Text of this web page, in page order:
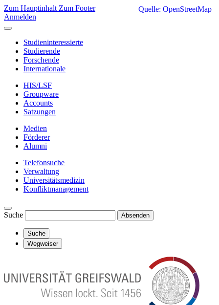
Zum Hauptinhalt Zum Footer
Anmelden
Studieninteressierte
Studierende
Forschende
Internationale
HIS/LSF
Groupware
Accounts
Satzungen
Medien
Förderer
Alumni
Telefonsuche
Verwaltung
Universitätsmedizin
Konfliktmanagement
Suche Absenden
Suche
Wegweiser
Quelle: OpenStreetMap